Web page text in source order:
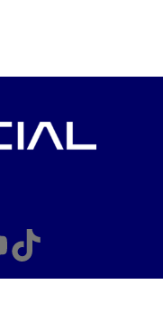
TikTok